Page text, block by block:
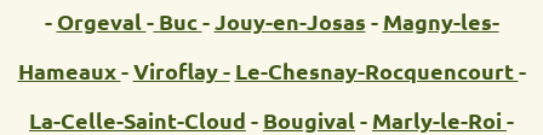
- Orgeval -Buc- Jouy-en-Josas - Magny-les-
Hameaux-Viroflay - Le-Chesnay-Rocquencourt -
La-Celle-Saint-Cloud - Bougival - Marly-le-Roi-